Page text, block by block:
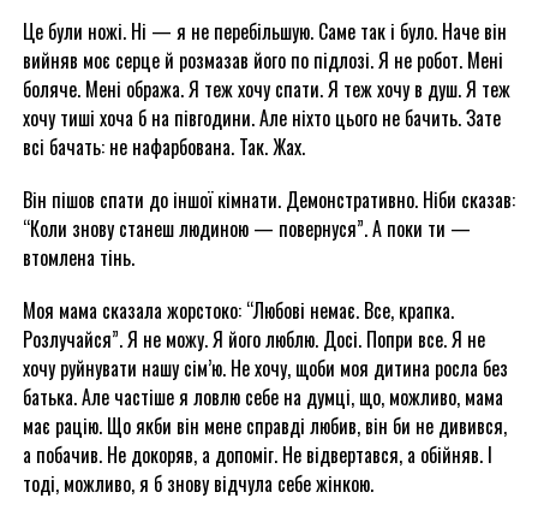
Це були ножі. Ні — я не перебільшую. Саме так і було. Наче він
вийняв моє серце й розмазав його по підлозі. Я не робот. Мені
боляче. Мені обража. Я теж хочу спати. Я теж хочу в душ. Я теж
хочу тиші хоча б на півгодини. Але ніхто цього не бачить. Зате
всі бачать: не нафарбована. Так. Жах.
Він пішов спати до іншої кімнати. Демонстративно. Ніби сказав:
“Коли знову станеш людиною — повернуся”. А поки ти —
втомлена тінь.
Моя мама сказала жорстоко: “Любові немає. Все, крапка.
Розлучайся”. Я не можу. Я його люблю. Досі. Попри все. Я не
хочу руйнувати нашу сім’ю. Не хочу, щоби моя дитина росла без
батька. Але частіше я ловлю себе на думці, що, можливо, мама
має рацію. Що якби він мене справді любив, він би не дивився,
а побачив. Не докоряв, а допоміг. Не відвертався, а обійняв. І
тоді, можливо, я б знову відчула себе жінкою.